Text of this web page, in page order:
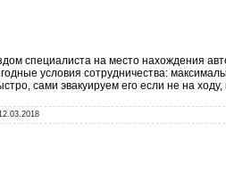
специалиста на место нахождения
условия сотрудничества:
сами эвакуируем его если не на